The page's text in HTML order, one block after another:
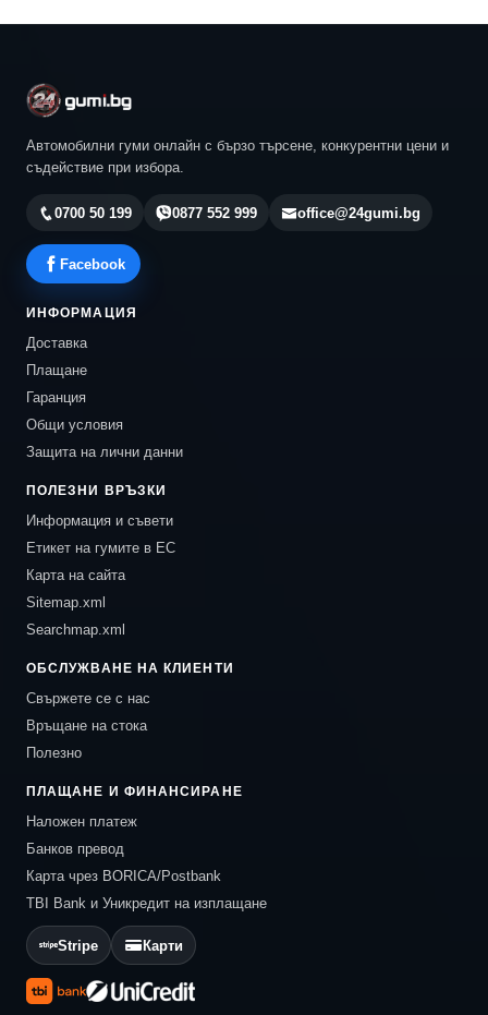
Автомобилни гуми онлайн с бързо търсене, конкурентни цени и
съдействие при избора.
0700 50 199 0877 552 999 office@24gumi.bg
Facebook
ИНФОРМАЦИЯ
Доставка
Плащане
Гаранция
Общи условия
Защита на лични данни
ПОЛЕЗНИ ВРЪЗКИ
Информация и съвети
Етикет на гумите в ЕС
Карта на сайта
Sitemap.xml
Searchmap.xml
ОБСЛУЖВАНЕ НА КЛИЕНТИ
Свържете се с нас
Връщане на стока
Полезно
ПЛАЩАНЕ И ФИНАНСИРАНЕ
Наложен платеж
Банков превод
Карта чрез BORICA/Postbank
TBI Bank и Уникредит на изплащане
Stripe Карти